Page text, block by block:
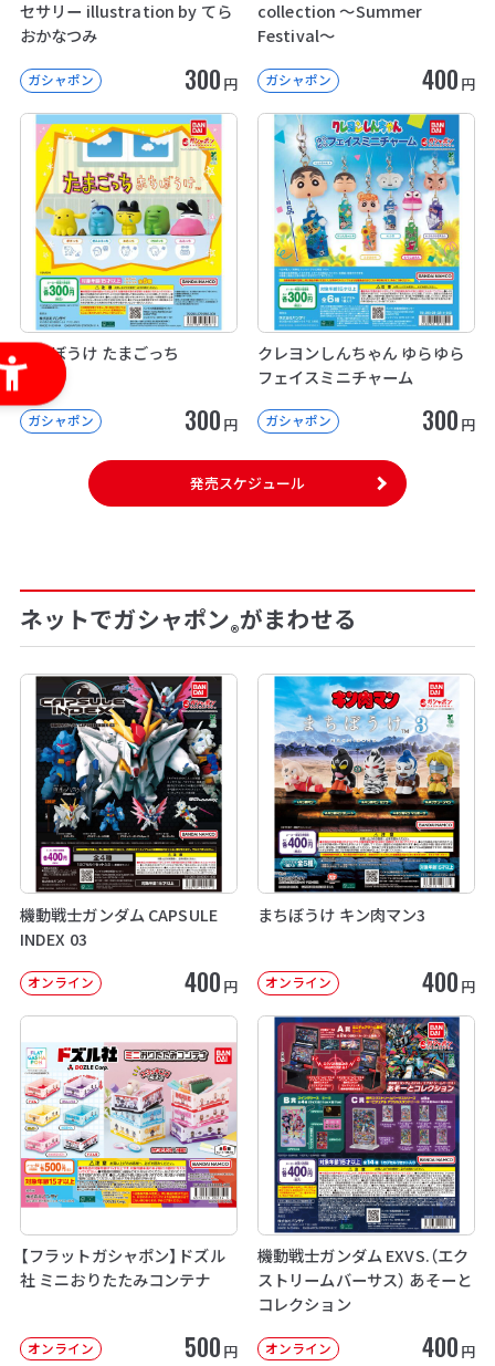
セサリー illustration by てら
おかなつみ
ガシャポン 300 円
collection ～Summer
Festival～
ガシャポン 400 円
まちぼうけ たまごっち
ガシャポン 300 円
クレヨンしんちゃん ゆらゆら
フェイスミニチャーム
ガシャポン 300 円
発売スケジュール
ネットでガシャポン®がまわせる
機動戦士ガンダム CAPSULE
INDEX 03
オンライン 400 円
まちぼうけ キン肉マン3
オンライン 400 円
【フラットガシャポン】ドズル
社 ミニおりたたみコンテナ
オンライン 500 円
機動戦士ガンダム EXVS.（エク
ストリームバーサス） あそーと
コレクション
オンライン 400 円